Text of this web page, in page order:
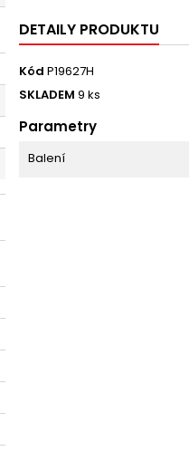
DETAILY PRODUKTU
Kód P19627H
SKLADEM 9 ks
Parametry
Balení